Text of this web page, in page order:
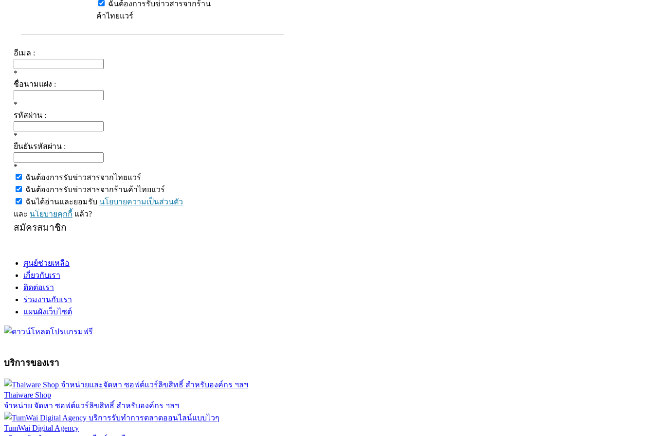
ฉันต้องการรับข่าวสารจากร้าน
ค้าไทยแวร์
อีเมล :
*
ชื่อนามแฝง :
*
รหัสผ่าน :
*
ยืนยันรหัสผ่าน :
*
ฉันต้องการรับข่าวสารจากไทยแวร์
ฉันต้องการรับข่าวสารจากร้านค้าไทยแวร์
ฉันได้อ่านและยอมรับ นโยบายความเป็นส่วนตัว
และ นโยบายคุกกี้ แล้ว?
สมัครสมาชิก
ศูนย์ช่วยเหลือ
เกี่ยวกับเรา
ติดต่อเรา
ร่วมงานกับเรา
แผนผังเว็บไซต์
บริการของเรา
Thaiware Shop
จำหน่าย จัดหา ซอฟต์แวร์ลิขสิทธิ์ สำหรับองค์กร ฯลฯ
TumWai Digital Agency